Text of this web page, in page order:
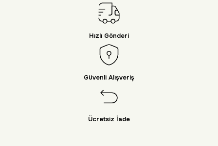
Hızlı Gönderi
Güvenli Alışveriş
Ücretsiz İade